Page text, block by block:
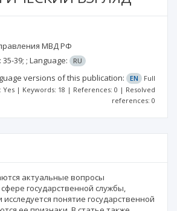
МВД РФ
: 35-39; ; Language: RU
versions of this publication: EN
Full
| Keywords: 18 | References: 0 | Resolved
references: 0
актуальные вопросы
государственной службы,
понятие государственной